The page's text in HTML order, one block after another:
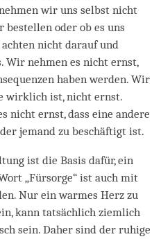
wir uns selbst nicht
bestellen oder ob es uns
nicht darauf und
Wir nehmen es nicht ernst,
haben werden. Wir
wirklich ist, nicht ernst.
nicht ernst, dass eine andere
jemand zu beschäftigt ist.
ist die Basis dafür, ein
„Fürsorge“ ist auch mit
Nur ein warmes Herz zu
kann tatsächlich ziemlich
sein. Daher sind der ruhige